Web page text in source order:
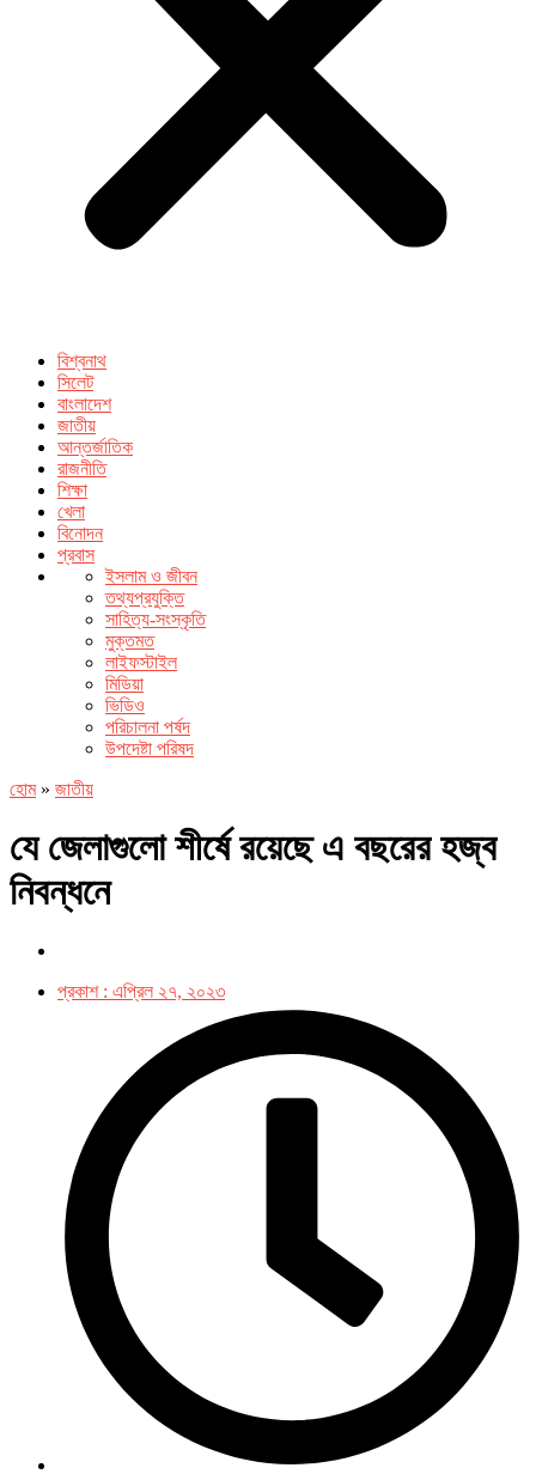
বিশ্বনাথ
সিলেট
বাংলাদেশ
জাতীয়
আন্তর্জাতিক
রাজনীতি
শিক্ষা
খেলা
বিনোদন
প্রবাস
ইসলাম ও জীবন
তথ্যপ্রযুক্তি
সাহিত্য-সংস্কৃতি
মুক্তমত
লাইফস্টাইল
মিডিয়া
ভিডিও
পরিচালনা পর্ষদ
উপদেষ্টা পরিষদ
হোম» জাতীয়
যে জেলাগুলো শীর্ষে রয়েছে এ বছরের হজ্ব
নিবন্ধনে
প্রকাশ : এপ্রিল ২৭, ২০২৩